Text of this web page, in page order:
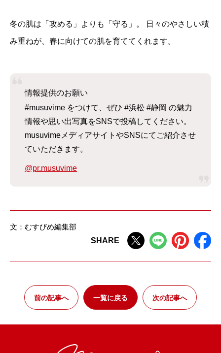
冬の肌は「攻める」よりも「守る」。 日々のやさしい積
み重ねが、春に向けての肌を育ててくれます。
情報提供のお願い
#musuvime をつけて、ぜひ #浜松 #静岡 の魅力
情報や思い出写真をSNSで投稿してください。
musuvimeメディアサイトやSNSにてご紹介させ
ていただきます。
@pr.musuvime
文：むすびめ編集部
SHARE
前の記事へ 一覧に戻る 次の記事へ